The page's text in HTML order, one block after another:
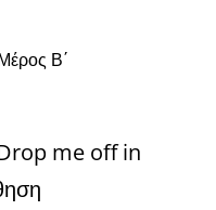
Β΄
me off in